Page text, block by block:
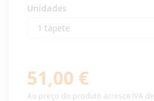
Unidades
51,00 €
Ao preço do produto acresce IVA de